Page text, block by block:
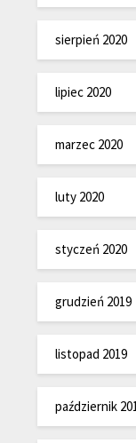
sierpień 2020
lipiec 2020
marzec 2020
luty 2020
styczeń 2020
grudzień 2019
listopad 2019
październik